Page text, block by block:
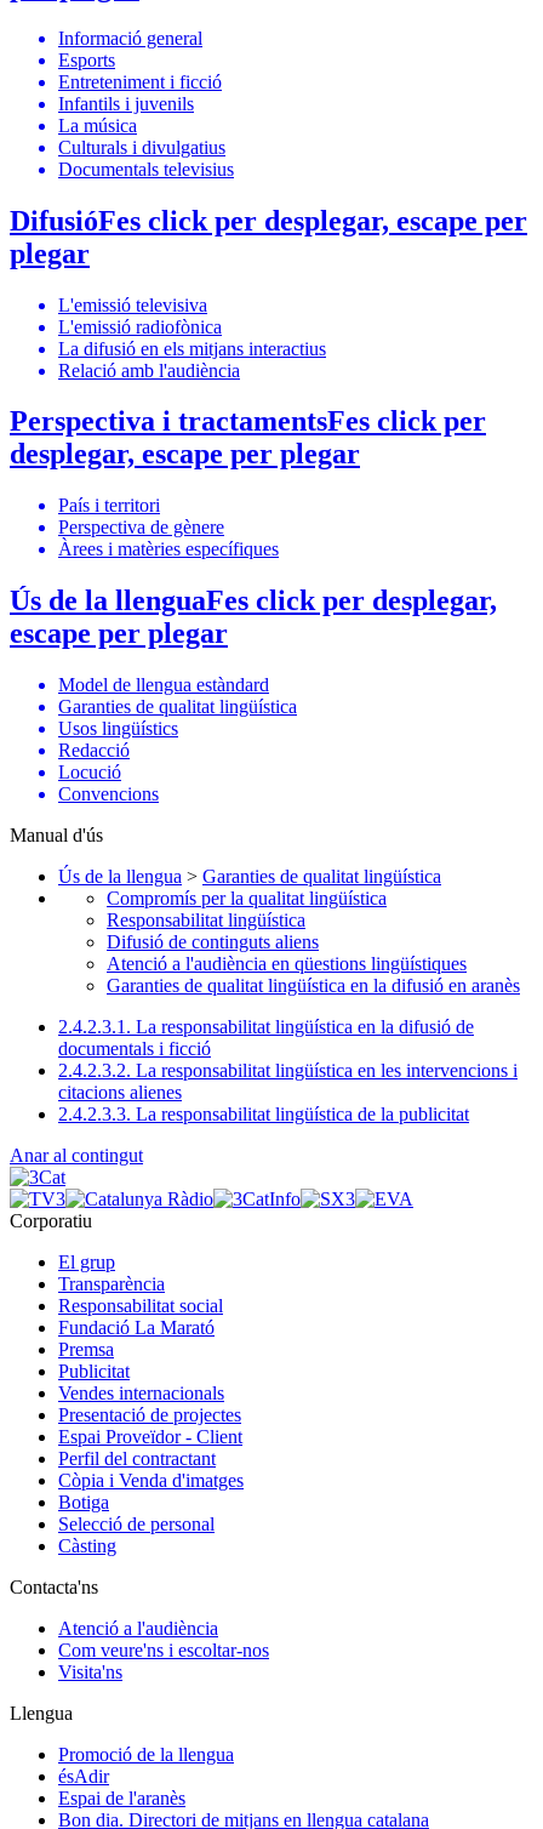
Informació general
Esports
Entreteniment i ficció
Infantils i juvenils
La música
Culturals i divulgatius
Documentals televisius
DifusióFes click per desplegar, escape per
plegar
L'emissió televisiva
L'emissió radiofònica
La difusió en els mitjans interactius
Relació amb l'audiència
Perspectiva i tractamentsFes click per
desplegar, escape per plegar
País i territori
Perspectiva de gènere
Àrees i matèries específiques
Ús de la llenguaFes click per desplegar,
escape per plegar
Model de llengua estàndard
Garanties de qualitat lingüística
Usos lingüístics
Redacció
Locució
Convencions
Manual d'ús
Ús de la llengua > Garanties de qualitat lingüística
Compromís per la qualitat lingüística
Responsabilitat lingüística
Difusió de continguts aliens
Atenció a l'audiència en qüestions lingüístiques
Garanties de qualitat lingüística en la difusió en aranès
2.4.2.3.1. La responsabilitat lingüística en la difusió de
documentals i ficció
2.4.2.3.2. La responsabilitat lingüística en les intervencions i
citacions alienes
2.4.2.3.3. La responsabilitat lingüística de la publicitat
Anar al contingut
Corporatiu
El grup
Transparència
Responsabilitat social
Fundació La Marató
Premsa
Publicitat
Vendes internacionals
Presentació de projectes
Espai Proveïdor - Client
Perfil del contractant
Còpia i Venda d'imatges
Botiga
Selecció de personal
Càsting
Contacta'ns
Atenció a l'audiència
Com veure'ns i escoltar-nos
Visita'ns
Llengua
Promoció de la llengua
ésAdir
Espai de l'aranès
Bon dia. Directori de mitjans en llengua catalana